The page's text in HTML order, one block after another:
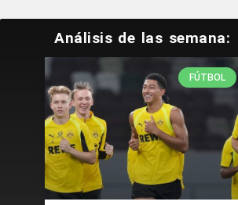
Análisis de las semana:
FÚTBOL